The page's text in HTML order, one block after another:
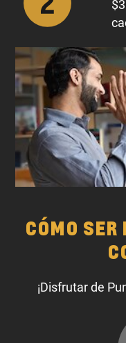
CÓMO SER
¡Disfrutar de